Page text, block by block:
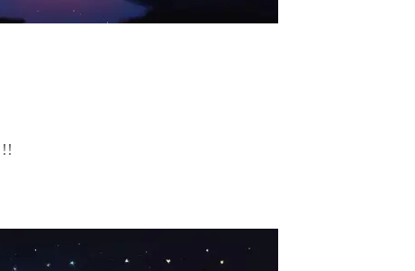
!!